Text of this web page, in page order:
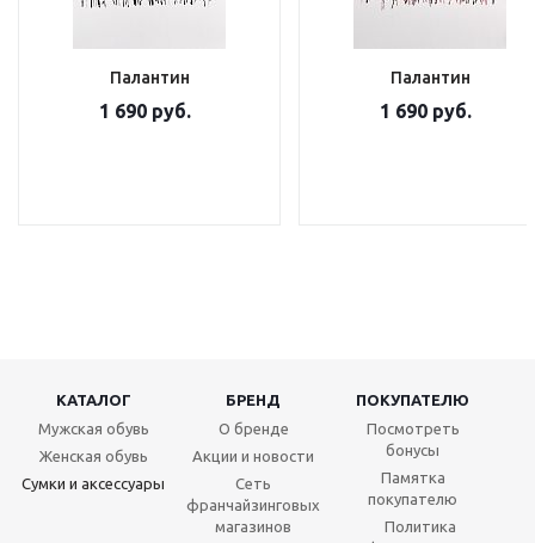
Палантин
1 690 руб.
Палантин
1 690 руб.
КАТАЛОГ БРЕНД
ПОКУПАТЕЛЮ
Мужская обувь
Женская обувь
Сумки и аксессуары
О бренде
Акции и новости
Сеть
франчайзинговых
магазинов
Посмотреть
бонусы
Памятка
покупателю
Политика